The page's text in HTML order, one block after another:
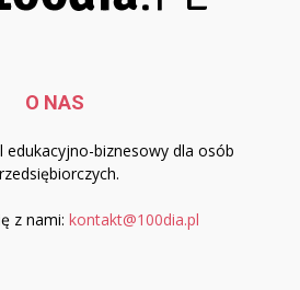
O NAS
edukacyjno-biznesowy dla osób
z nami: kontakt@100dia.pl